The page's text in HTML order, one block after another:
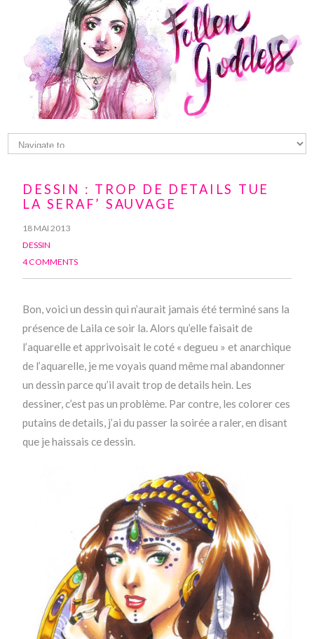
DESSIN : TROP DE DETAILS TUE
LA SERAF’ SAUVAGE
18 MAI 2013
DESSIN
4 COMMENTS
Bon, voici un dessin qui n’aurait jamais été terminé sans la
présence de Laila ce soir la. Alors qu’elle faisait de
l’aquarelle et apprivoisait le coté « degueu » et anarchique
de l’aquarelle, je me voyais quand même mal abandonner
un dessin parce qu’il avait trop de details hein. Les
dessiner, c’est pas un problème. Par contre, les colorer ces
putains de details, j’ai du passer la soirée a raler, en disant
que je haissais ce dessin.